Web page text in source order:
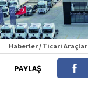
Haberler / Ticari Araçlar
PAYLAŞ